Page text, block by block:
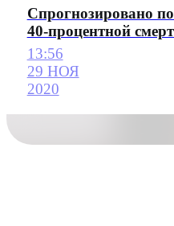
Спрогнозировано
40-процентной
13:56
29 НОЯ
2020